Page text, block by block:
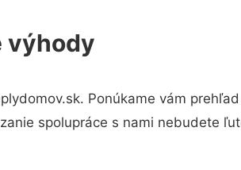
výhody
Ponúkame vám
spolupráce s nami nebudete